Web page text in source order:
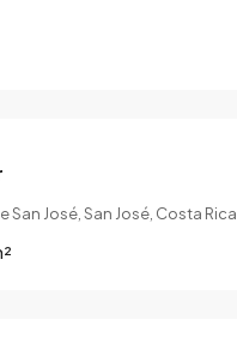
José, San José, Costa Rica